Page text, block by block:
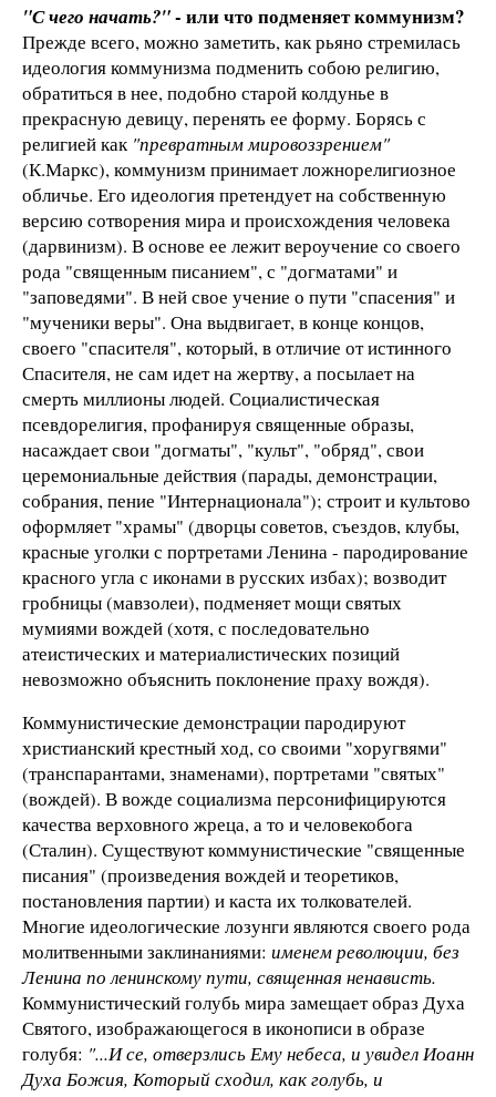
"С чего начать?"- или что подменяет коммунизм?
Прежде всего, можно заметить, как рьяно стремилась
идеология коммунизма подменить собою религию,
обратиться в нее, подобно старой колдунье в
прекрасную девицу, перенять ее форму. Борясь с
религией как "превратным мировоззрением"
(К.Маркс), коммунизм принимает ложнорелигиозное
обличье. Его идеология претендует на собственную
версию сотворения мира и происхождения человека
(дарвинизм). В основе ее лежит вероучение со своего
рода "священным писанием", с "догматами" и
"заповедями". В ней свое учение о пути "спасения" и
"мученики веры". Она выдвигает, в конце концов,
своего "спасителя", который, в отличие от истинного
Спасителя, не сам идет на жертву, а посылает на
смерть миллионы людей. Социалистическая
псевдорелигия, профанируя священные образы,
насаждает свои "догматы", "культ", "обряд", свои
церемониальные действия (парады, демонстрации,
собрания, пение "Интернационала"); строит и культово
оформляет "храмы" (дворцы советов, съездов, клубы,
красные уголки с портретами Ленина - пародирование
красного угла с иконами в русских избах); возводит
гробницы (мавзолеи), подменяет мощи святых
мумиями вождей (хотя, с последовательно
атеистических и материалистических позиций
невозможно объяснить поклонение праху вождя).
Коммунистические демонстрации пародируют
христианский крестный ход, со своими "хоругвями"
(транспарантами, знаменами), портретами "святых"
(вождей). В вожде социализма персонифицируются
качества верховного жреца, а то и человекобога
(Сталин). Существуют коммунистические "священные
писания" (произведения вождей и теоретиков,
постановления партии) и каста их толкователей.
Многие идеологические лозунги являются своего рода
молитвенными заклинаниями: именем революции, без
Ленина по ленинскому пути, священная ненависть.
Коммунистический голубь мира замещает образ Духа
Святого, изображающегося в иконописи в образе
голубя: "...И се, отверзлись Ему небеса, и увидел Иоанн
Духа Божия, Который сходил, как голубь, и